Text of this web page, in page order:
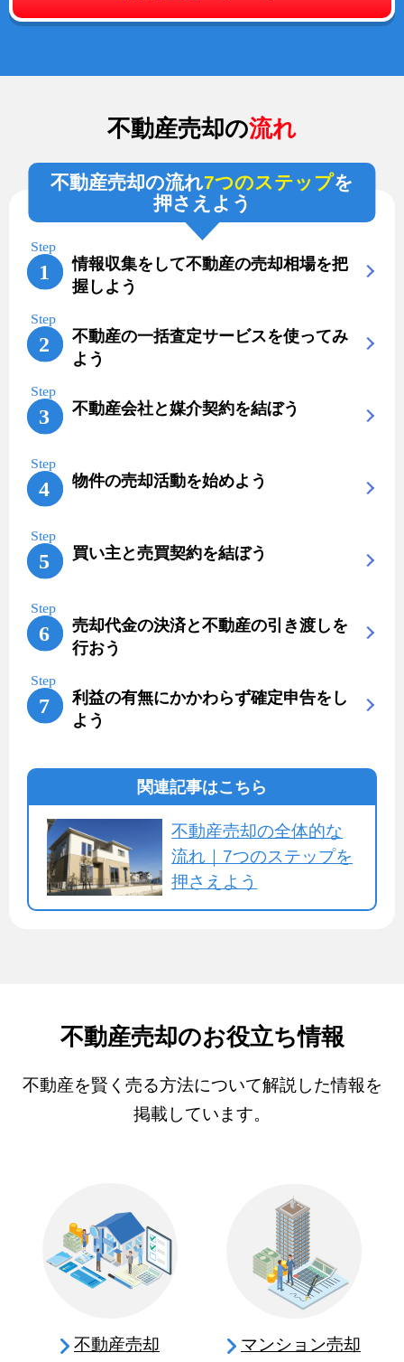
不動産売却の流れ
不動産売却の流れ7つのステップを
押さえよう
情報収集をして不動産の売却相場を把
握しよう
不動産の一括査定サービスを使ってみ
よう
不動産会社と媒介契約を結ぼう
物件の売却活動を始めよう
買い主と売買契約を結ぼう
売却代金の決済と不動産の引き渡しを
行おう
利益の有無にかかわらず確定申告をし
よう
関連記事はこちら
不動産売却の全体的な
流れ｜7つのステップを
押さえよう
不動産売却のお役立ち情報
不動産を賢く売る方法について解説した情報を
掲載しています。
不動産売却 マンション売却